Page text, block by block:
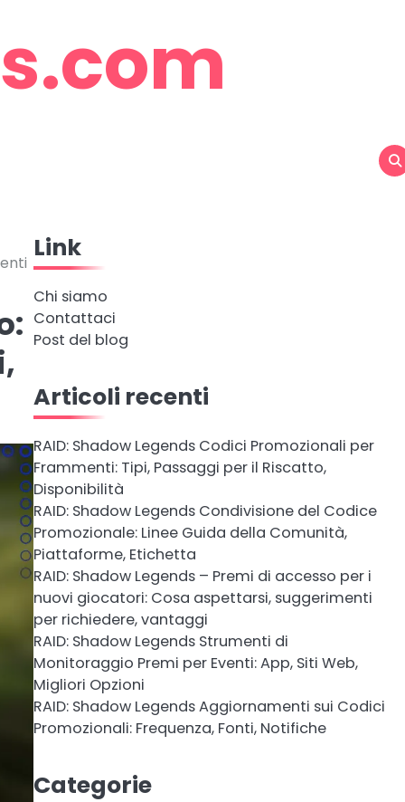
Link
Chi siamo
Contattaci
Post del blog
Articoli recenti
RAID: Shadow Legends Codici Promozionali per
Frammenti: Tipi, Passaggi per il Riscatto,
Disponibilità
RAID: Shadow Legends Condivisione del Codice
Promozionale: Linee Guida della Comunità,
Piattaforme, Etichetta
RAID: Shadow Legends – Premi di accesso per i
nuovi giocatori: Cosa aspettarsi, suggerimenti
per richiedere, vantaggi
RAID: Shadow Legends Strumenti di
Monitoraggio Premi per Eventi: App, Siti Web,
Migliori Opzioni
RAID: Shadow Legends Aggiornamenti sui Codici
Promozionali: Frequenza, Fonti, Notifiche
Categorie